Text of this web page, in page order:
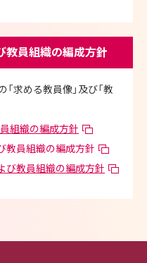
教員組織の編成方針
求める教員像」及び「教
組織の編成方針
教員組織の編成方針
び教員組織の編成方針